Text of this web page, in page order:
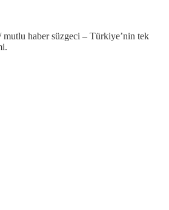
haber süzgeci – Türkiye’nin tek